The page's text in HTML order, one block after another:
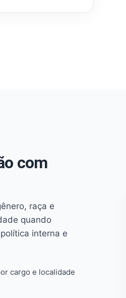
com
raça e
quando
interna e
cargo e localidade